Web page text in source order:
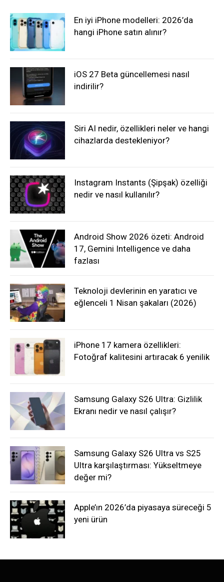
En iyi iPhone modelleri: 2026’da
hangi iPhone satın alınır?
iOS 27 Beta güncellemesi nasıl
indirilir?
Siri AI nedir, özellikleri neler ve hangi
cihazlarda destekleniyor?
Instagram Instants (Şipşak) özelliği
nedir ve nasıl kullanılır?
Android Show 2026 özeti: Android
17, Gemini Intelligence ve daha
fazlası
Teknoloji devlerinin en yaratıcı ve
eğlenceli 1 Nisan şakaları (2026)
iPhone 17 kamera özellikleri:
Fotoğraf kalitesini artıracak 6 yenilik
Samsung Galaxy S26 Ultra: Gizlilik
Ekranı nedir ve nasıl çalışır?
Samsung Galaxy S26 Ultra vs S25
Ultra karşılaştırması: Yükseltmeye
değer mi?
Apple’ın 2026’da piyasaya süreceği 5
yeni ürün